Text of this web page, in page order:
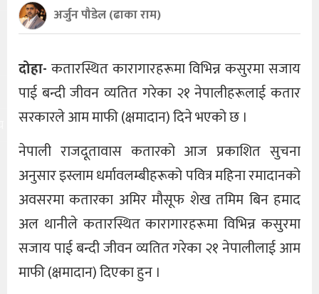
अर्जुन पौडेल (ढाका राम)
दोहा- कतारस्थित कारागारहरूमा विभिन्न कसुरमा सजाय
पाई बन्दी जीवन व्यतित गरेका २१ नेपालीहरूलाई कतार
सरकारले आम माफी (क्षमादान) दिने भएको छ ।
नेपाली राजदूतावास कतारको आज प्रकाशित सुचना
अनुसार इस्लाम धर्मावलम्बीहरूको पवित्र महिना रमादानको
अवसरमा कतारका अमिर मौसूफ शेख तमिम बिन हमाद
अल थानीले कतारस्थित कारागारहरूमा विभिन्न कसुरमा
सजाय पाई बन्दी जीवन व्यतित गरेका २१ नेपालीलाई आम
माफी (क्षमादान) दिएका हुन ।